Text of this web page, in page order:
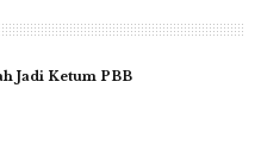
Jadi Ketum PBB